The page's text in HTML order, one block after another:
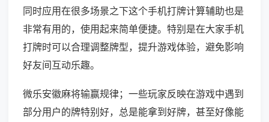
同时应用在很多场景之下这个手机打牌计算辅助也是
非常有用的，使用起来简单便捷。特别是在大家手机
打牌时可以合理调整牌型，提升游戏体验，避免影响
好友间互动乐趣。
微乐安徽麻将输赢规律；一些玩家反映在游戏中遇到
部分用户的牌特别好，总是能拿到好牌，甚至好像能